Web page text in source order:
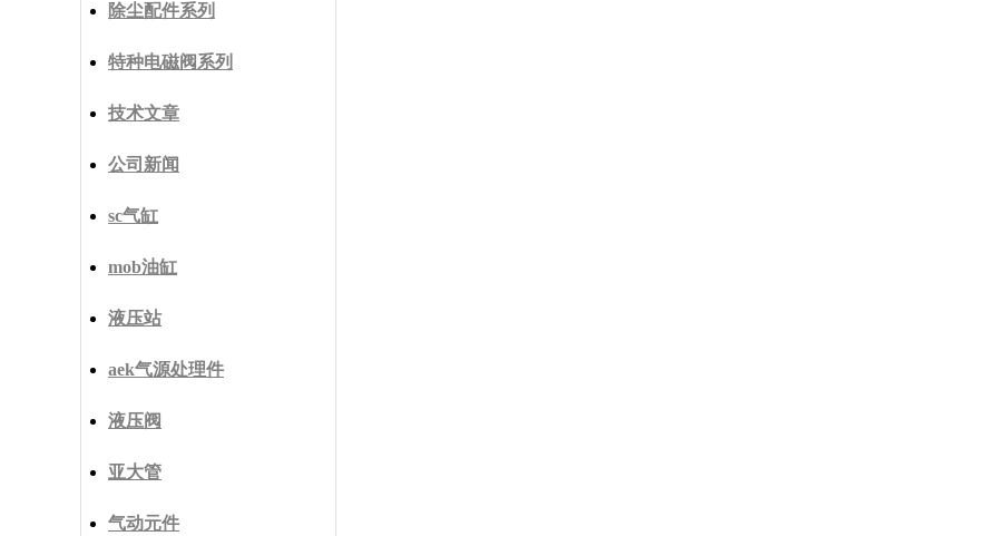
除尘配件系列
特种电磁阀系列
技术文章
公司新闻
sc气缸
mob油缸
液压站
aek气源处理件
液压阀
亚大管
气动元件